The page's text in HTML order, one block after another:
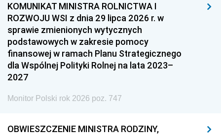
KOMUNIKAT MINISTRA ROLNICTWA I
ROZWOJU WSI z dnia 29 lipca 2026 r. w
sprawie zmienionych wytycznych
podstawowych w zakresie pomocy
finansowej w ramach Planu Strategicznego
dla Wspólnej Polityki Rolnej na lata 2023–
2027
Monitor Polski rok 2026 poz. 747
OBWIESZCZENIE MINISTRA RODZINY,